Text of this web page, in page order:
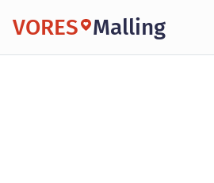
VORES Malling